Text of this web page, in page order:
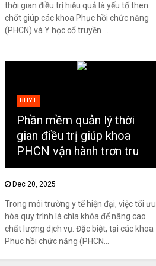
thời gian điều trị hiệu quả là yếu tố then
chốt giúp các khoa Phục hồi chức năng
(PHCN) và Y học cổ truyền ...
BHYT
Phần mềm quản lý thời
gian điều trị giúp khoa
PHCN vận hành trơn tru
Dec 20, 2025
Trong môi trường y tế hiện đại, việc tối ưu
hóa quy trình là chìa khóa để nâng cao
chất lượng dịch vụ. Đặc biệt, tại các khoa
Phục hồi chức năng (PHCN...